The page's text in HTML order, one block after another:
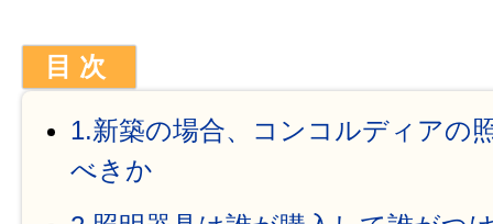
1.新築の場合、コンコルディアの
べきか